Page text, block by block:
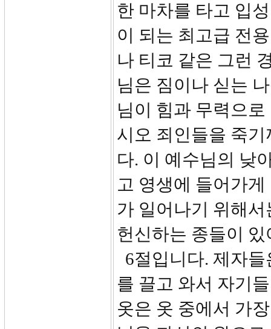
한 마차를 타고 입
이 되는 최고급 전
나 티코 같은 그런
님은 짐이나 싣는
님이 힘과 무력으
시오 죄인들을 죽
다. 이 예수님의 낮
고 영생에 들어가
가 일어나기 위해
헌신하는 종들이
6절입니다. 제자
를 끌고 와서 자기
옷은 옷 중에서 가